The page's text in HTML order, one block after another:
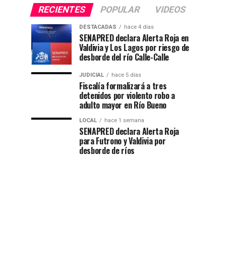
RECIENTES POPULAR VIDEOS
DESTACADAS hace 4 días
SENAPRED declara Alerta Roja en
Valdivia y Los Lagos por riesgo de
desborde del río Calle-Calle
JUDICIAL hace 5 días
Fiscalía formalizará a tres
detenidos por violento robo a
adulto mayor en Río Bueno
LOCAL hace 1 semana
SENAPRED declara Alerta Roja
para Futrono y Valdivia por
desborde de ríos